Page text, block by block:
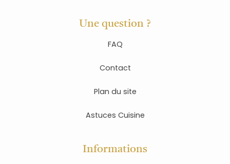
Une question ?
FAQ
Contact
Plan du site
Astuces Cuisine
Informations